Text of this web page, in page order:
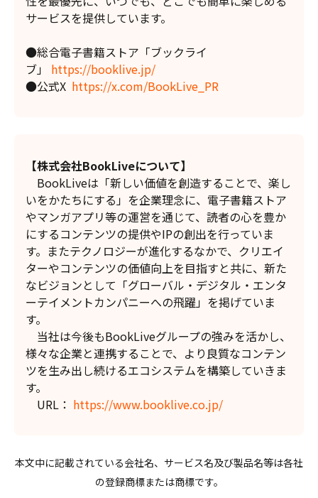
サービスを提供しています。
●総合電子書籍ストア「ブックライ
ブ」 https://booklive.jp/
●公式X https://x.com/BookLive_PR
【株式会社BookLiveについて】
BookLiveは「新しい価値を創造することで、楽し
いをかたちにする」を企業理念に、電子書籍ストア
やマンガアプリ等の運営を通じて、読者の心を豊か
にするコンテンツの提供やIPの創出を行っていま
す。またテクノロジーが進化するなかで、クリエイ
ターやコンテンツの価値向上を目指すと共に、新た
なビジョンとして「グローバル・デジタル・エンタ
ーテイメントカンパニーへの飛躍」を掲げていま
す。
当社は今後もBookLiveグループの強みを活かし、
様々な企業と連携することで、より良質なコンテン
ツを生み出し続けるエコシステムを構築していきま
す。
URL： https://www.booklive.co.jp/
本文中に記載されている会社名、サービス名及び製品名等は各社
の登録商標または商標です。